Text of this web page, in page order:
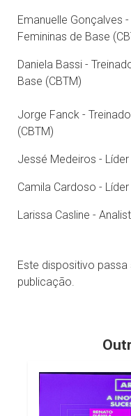
Emanuelle Gonçalves
Femininas de Base
Daniela Bassi -
Base (CBTM)
Jorge Fanck -
(CBTM)
Jessé Medeiros -
Camila Cardoso - Líder
Larissa Casline -
Este dispositivo
publicação.